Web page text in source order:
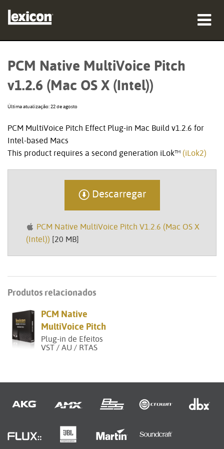
formação
PCM Native MultiVoice Pitch
v1.2.6 (Mac OS X (Intel))
Última atualização: 22 de agosto
PCM MultiVoice Pitch Effect Plug-in Mac Build v1.2.6 for
Intel-based Macs
This product requires a second generation iLok™ (iLok2)
Descarregar
PCM Native MultiVoice Pitch V1.2.6 (Mac OS X
(Intel)) [20 MB]
Produtos relacionados
PCM Native
MultiVoice Pitch
Plug-in de Efeitos
VST / AU / RTAS